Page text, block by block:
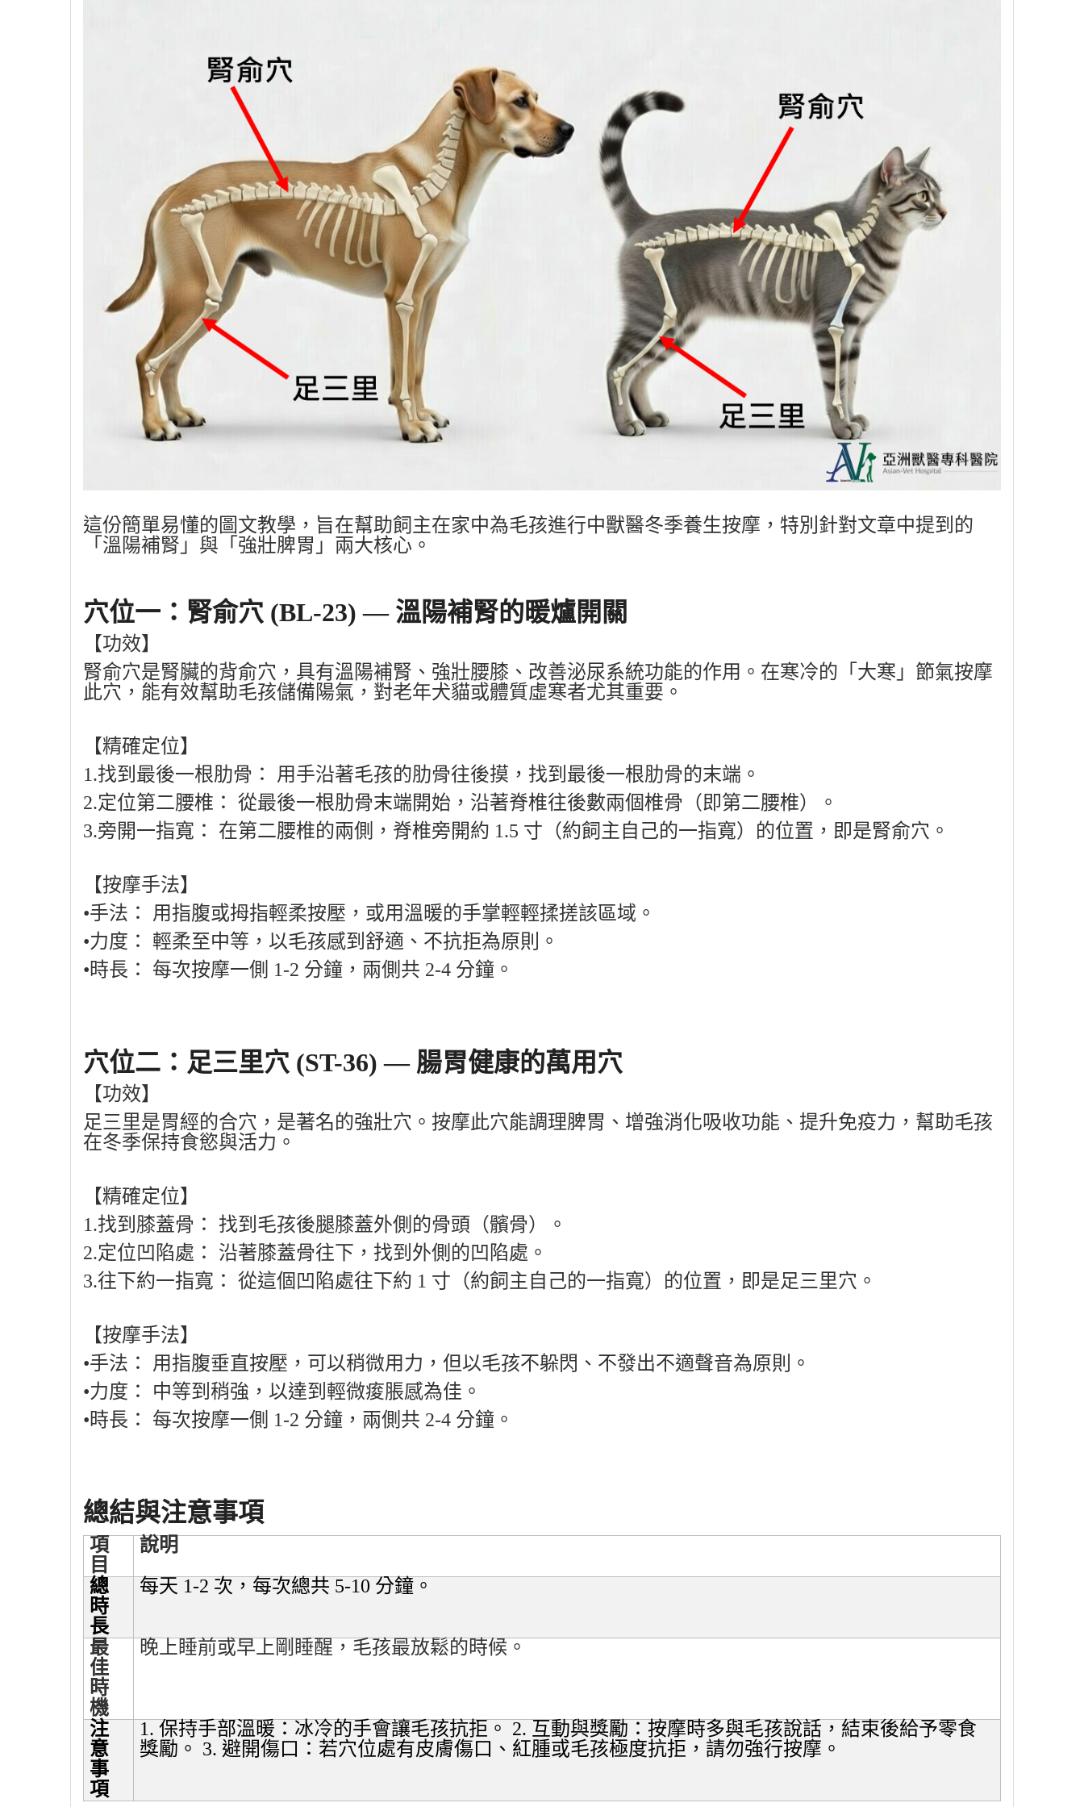
這份簡單易懂的圖文教學，旨在幫助飼主在家中為毛孩進行中獸醫冬季養生按摩，特別針對文章中提到的
「溫陽補腎」與「強壯脾胃」兩大核心。
穴位一：腎俞穴 (BL-23) — 溫陽補腎的暖爐開關
【功效】
腎俞穴是腎臟的背俞穴，具有溫陽補腎 、強壯腰膝、改善泌尿系統功能的作用。在寒冷的「大寒」節氣按摩
此穴，能有效幫助毛孩儲備陽氣，對老年犬貓或體質虛寒者尤其重要。
【精確定位】
1.找到最後一根肋骨：
用手沿著毛孩的肋骨往後摸，找到最後一根肋骨的末端。
2.定位第二腰椎：
從最後一根肋骨末端開始，沿著脊椎往後數兩個椎骨（即第二腰椎）。
3.旁開一指寬： 在第二腰椎的兩側，脊椎旁開約 1.5 寸 （約飼主自己的一指寬）的位置，即是腎俞穴。
【按摩手法】
•手法：
用指腹或拇指輕柔按壓，或用溫暖的手掌輕輕揉搓該區域。
•力度：
輕柔至中等，以毛孩感到舒適、不抗拒為原則。
•時長： 每次按摩一側 1-2 分鐘，兩側共 2-4 分鐘。
穴位二：足三里穴 (ST-36) — 腸胃健康的萬用穴
【功效】
足三里是胃經的合穴，是著名的強壯穴 。按摩此穴能調理脾胃、增強消化吸收功能、提升免疫力，幫助毛孩
在冬季保持食慾與活力。
【精確定位】
1.找到膝蓋骨： 找到毛孩後腿膝蓋外側的骨頭（髕骨）。
2.定位凹陷處：
沿著膝蓋骨往下，找到外側的凹陷處。
3.往下約一指寬： 從這個凹陷處往下約 1 寸 （約飼主自己的一指寬）的位置，即是足三里穴。
【按摩手法】
•手法：
用指腹垂直按壓，可以稍微用力，但以毛孩不躲閃、不發出不適聲音為原則。
•力度：
中等到稍強，以達到輕微痠脹感為佳。
•時長： 每次按摩一側 1-2 分鐘，兩側共 2-4 分鐘。
總結與注意事項
項
目
說明
總
時
長
每天 1-2 次，每次總共 5-10 分鐘。
最
佳
時
機
晚上睡前或早上剛睡醒，毛孩最放鬆的時候。
注
意
事
項
1.保持手部溫暖 ：冰冷的手會讓毛孩抗拒。 2. 互動與獎勵 ：按摩時多與毛孩說話，結束後給予零食
獎勵。 3. 避開傷口 ：若穴位處有皮膚傷口、紅腫或毛孩極度抗拒，請勿強行按摩。